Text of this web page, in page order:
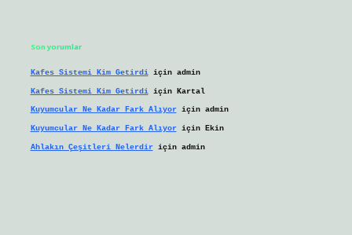
Son yorumlar
Kafes Sistemi Kim Getirdiiçin admin
Kafes Sistemi Kim Getirdiiçin Kartal
Kuyumcular Ne Kadar Fark Alıyoriçin admin
Kuyumcular Ne Kadar Fark Alıyoriçin Ekin
Ahlakın Çeşitleri Nelerdiriçin admin